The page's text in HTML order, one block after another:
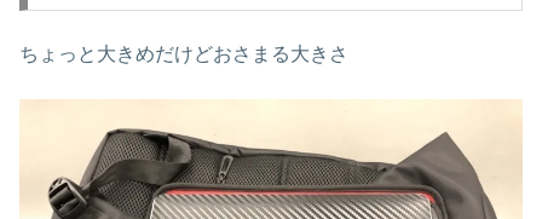
ちょっと大きめだけどおさまる大きさ